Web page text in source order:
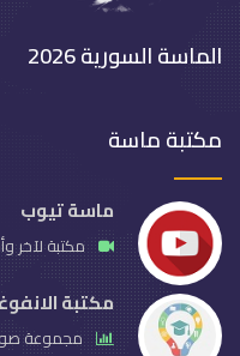
الماسة السورية 2026
مكتبة ماسة
ماسة تيوب
مكتبة لآخر
مكتبة
مجموعة